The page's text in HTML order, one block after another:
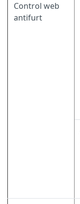
Control web
antifurt